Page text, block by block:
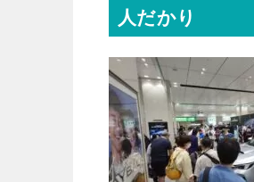
人だかり